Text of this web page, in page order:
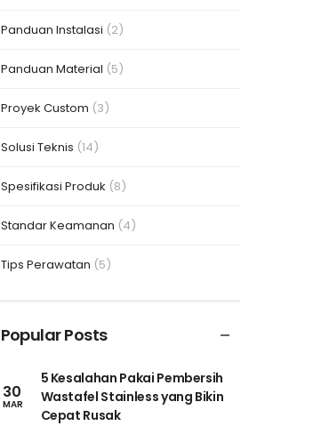
Panduan Instalasi (2)
Panduan Material (5)
Proyek Custom (3)
Solusi Teknis (14)
Spesifikasi Produk (8)
Standar Keamanan (4)
Tips Perawatan (5)
Popular Posts
30
MAR
5 Kesalahan Pakai Pembersih
Wastafel Stainless yang Bikin
Cepat Rusak